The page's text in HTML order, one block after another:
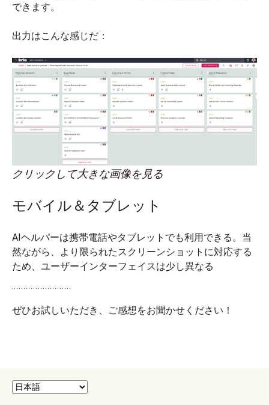
できます。
出力はこんな感じだ：
クリックして大きな画像を見る
モバイル＆タブレット
AIヘルパーは携帯電話やタブレットでも利用できる。当
然ながら、より限られたスクリーンショットに対応する
ため、ユーザーインターフェイスは少し異なる
ぜひお試しいただき、ご感想をお聞かせください！